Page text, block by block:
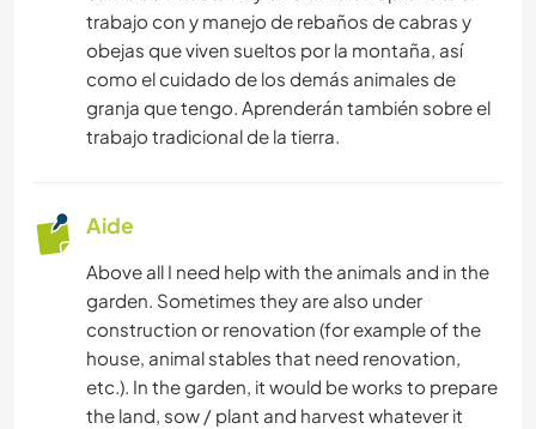
trabajo con y manejo de rebaños de cabras y
obejas que viven sueltos por la montaña, así
como el cuidado de los demás animales de
granja que tengo. Aprenderán también sobre el
trabajo tradicional de la tierra.
Aide
Above all I need help with the animals and in the
garden. Sometimes they are also under
construction or renovation (for example of the
house, animal stables that need renovation,
etc.). In the garden, it would be works to prepare
the land, sow / plant and harvest whatever it